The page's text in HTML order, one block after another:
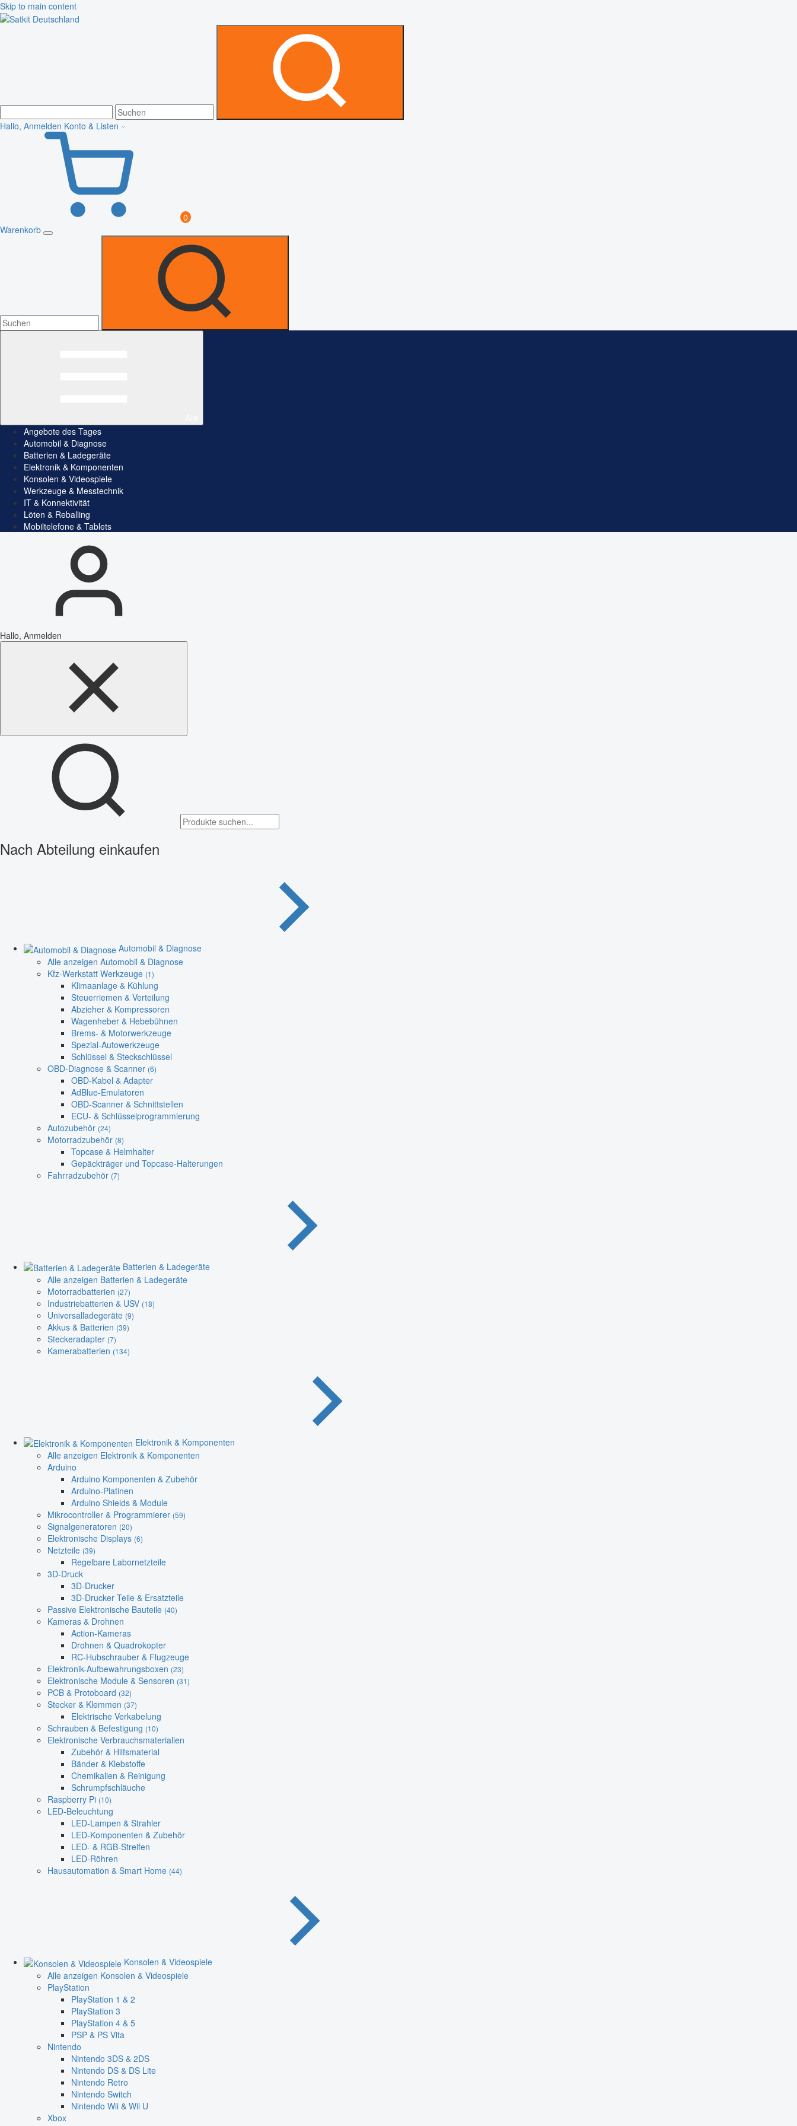
Skip to main content
Hallo, Anmelden Konto & Listen
0
Warenkorb
Angebote des Tages
Automobil & Diagnose
Batterien & Ladegeräte
Elektronik & Komponenten
Konsolen & Videospiele
Werkzeuge & Messtechnik
IT & Konnektivität
Löten & Reballing
Mobiltelefone & Tablets
Hallo, Anmelden
Nach Abteilung einkaufen
Automobil & Diagnose
Alle anzeigen Automobil & Diagnose
Kfz-Werkstatt Werkzeuge (1)
Klimaanlage & Kühlung
Steuerriemen & Verteilung
Abzieher & Kompressoren
Wagenheber & Hebebühnen
Brems- & Motorwerkzeuge
Spezial-Autowerkzeuge
Schlüssel & Steckschlüssel
OBD-Diagnose & Scanner (6)
OBD-Kabel & Adapter
AdBlue-Emulatoren
OBD-Scanner & Schnittstellen
ECU- & Schlüsselprogrammierung
Autozubehör (24)
Motorradzubehör (8)
Topcase & Helmhalter
Gepäckträger und Topcase-Halterungen
Fahrradzubehör (7)
Batterien & Ladegeräte
Alle anzeigen Batterien & Ladegeräte
Motorradbatterien (27)
Industriebatterien & USV (18)
Universalladegeräte (9)
Akkus & Batterien (39)
Steckeradapter (7)
Kamerabatterien (134)
Elektronik & Komponenten
Alle anzeigen Elektronik & Komponenten
Arduino
Arduino Komponenten & Zubehör
Arduino-Platinen
Arduino Shields & Module
Mikrocontroller & Programmierer (59)
Signalgeneratoren (20)
Elektronische Displays (6)
Netzteile (39)
Regelbare Labornetzteile
3D-Druck
3D-Drucker
3D-Drucker Teile & Ersatzteile
Passive Elektronische Bauteile (40)
Kameras & Drohnen
Action-Kameras
Drohnen & Quadrokopter
RC-Hubschrauber & Flugzeuge
Elektronik-Aufbewahrungsboxen (23)
Elektronische Module & Sensoren (31)
PCB & Protoboard (32)
Stecker & Klemmen (37)
Elektrische Verkabelung
Schrauben & Befestigung (10)
Elektronische Verbrauchsmaterialien
Zubehör & Hilfsmaterial
Bänder & Klebstoffe
Chemikalien & Reinigung
Schrumpfschläuche
Raspberry Pi (10)
LED-Beleuchtung
LED-Lampen & Strahler
LED-Komponenten & Zubehör
LED- & RGB-Streifen
LED-Röhren
Hausautomation & Smart Home (44)
Konsolen & Videospiele
Alle anzeigen Konsolen & Videospiele
PlayStation
PlayStation 1 & 2
PlayStation 3
PlayStation 4 & 5
PSP & PS Vita
Nintendo
Nintendo 3DS & 2DS
Nintendo DS & DS Lite
Nintendo Retro
Nintendo Switch
Nintendo Wii & Wii U
Xbox